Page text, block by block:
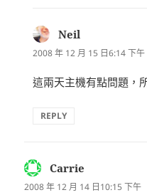
Neil
示:
2008 年 12 月 15 日6:14 下午
這兩天主機有點問題，
REPLY
Carrie
示:
2008 年 12 月 14 日10:15 下午